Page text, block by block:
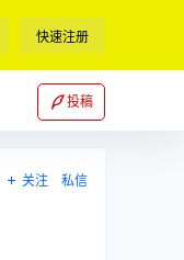
快速注册
投稿
关注 私信